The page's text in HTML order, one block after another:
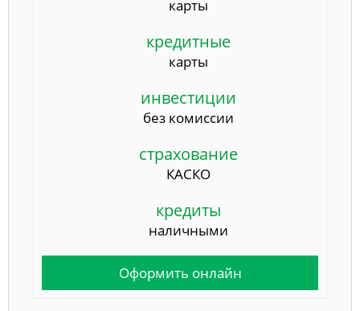
карты
кредитные
карты
инвестиции
без комиссии
страхование
КАСКО
кредиты
наличными
Оформить онлайн